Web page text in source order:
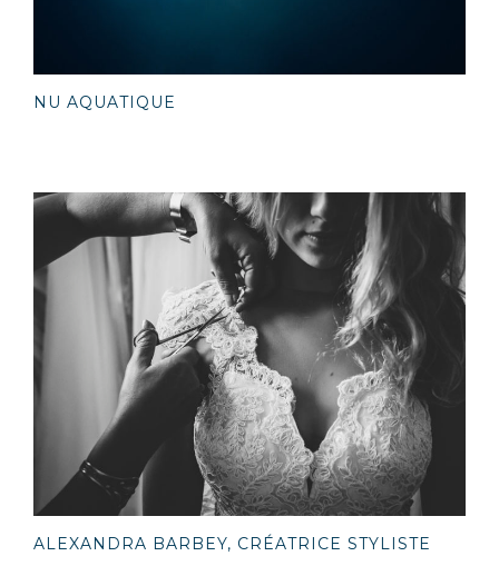
NU AQUATIQUE
ALEXANDRA BARBEY, CRÉATRICE STYLISTE